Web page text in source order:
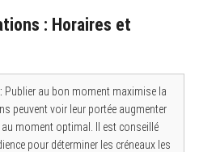
: Horaires et
Publier au bon moment maximise la
peuvent voir leur portée augmenter
moment optimal. Il est conseillé
pour déterminer les créneaux les